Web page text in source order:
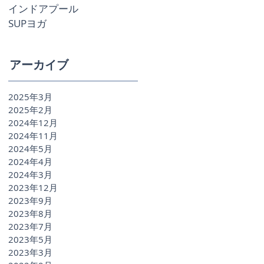
インドアプール
SUPヨガ
アーカイブ
2025年3月
2025年2月
2024年12月
2024年11月
2024年5月
2024年4月
2024年3月
2023年12月
2023年9月
2023年8月
2023年7月
2023年5月
2023年3月